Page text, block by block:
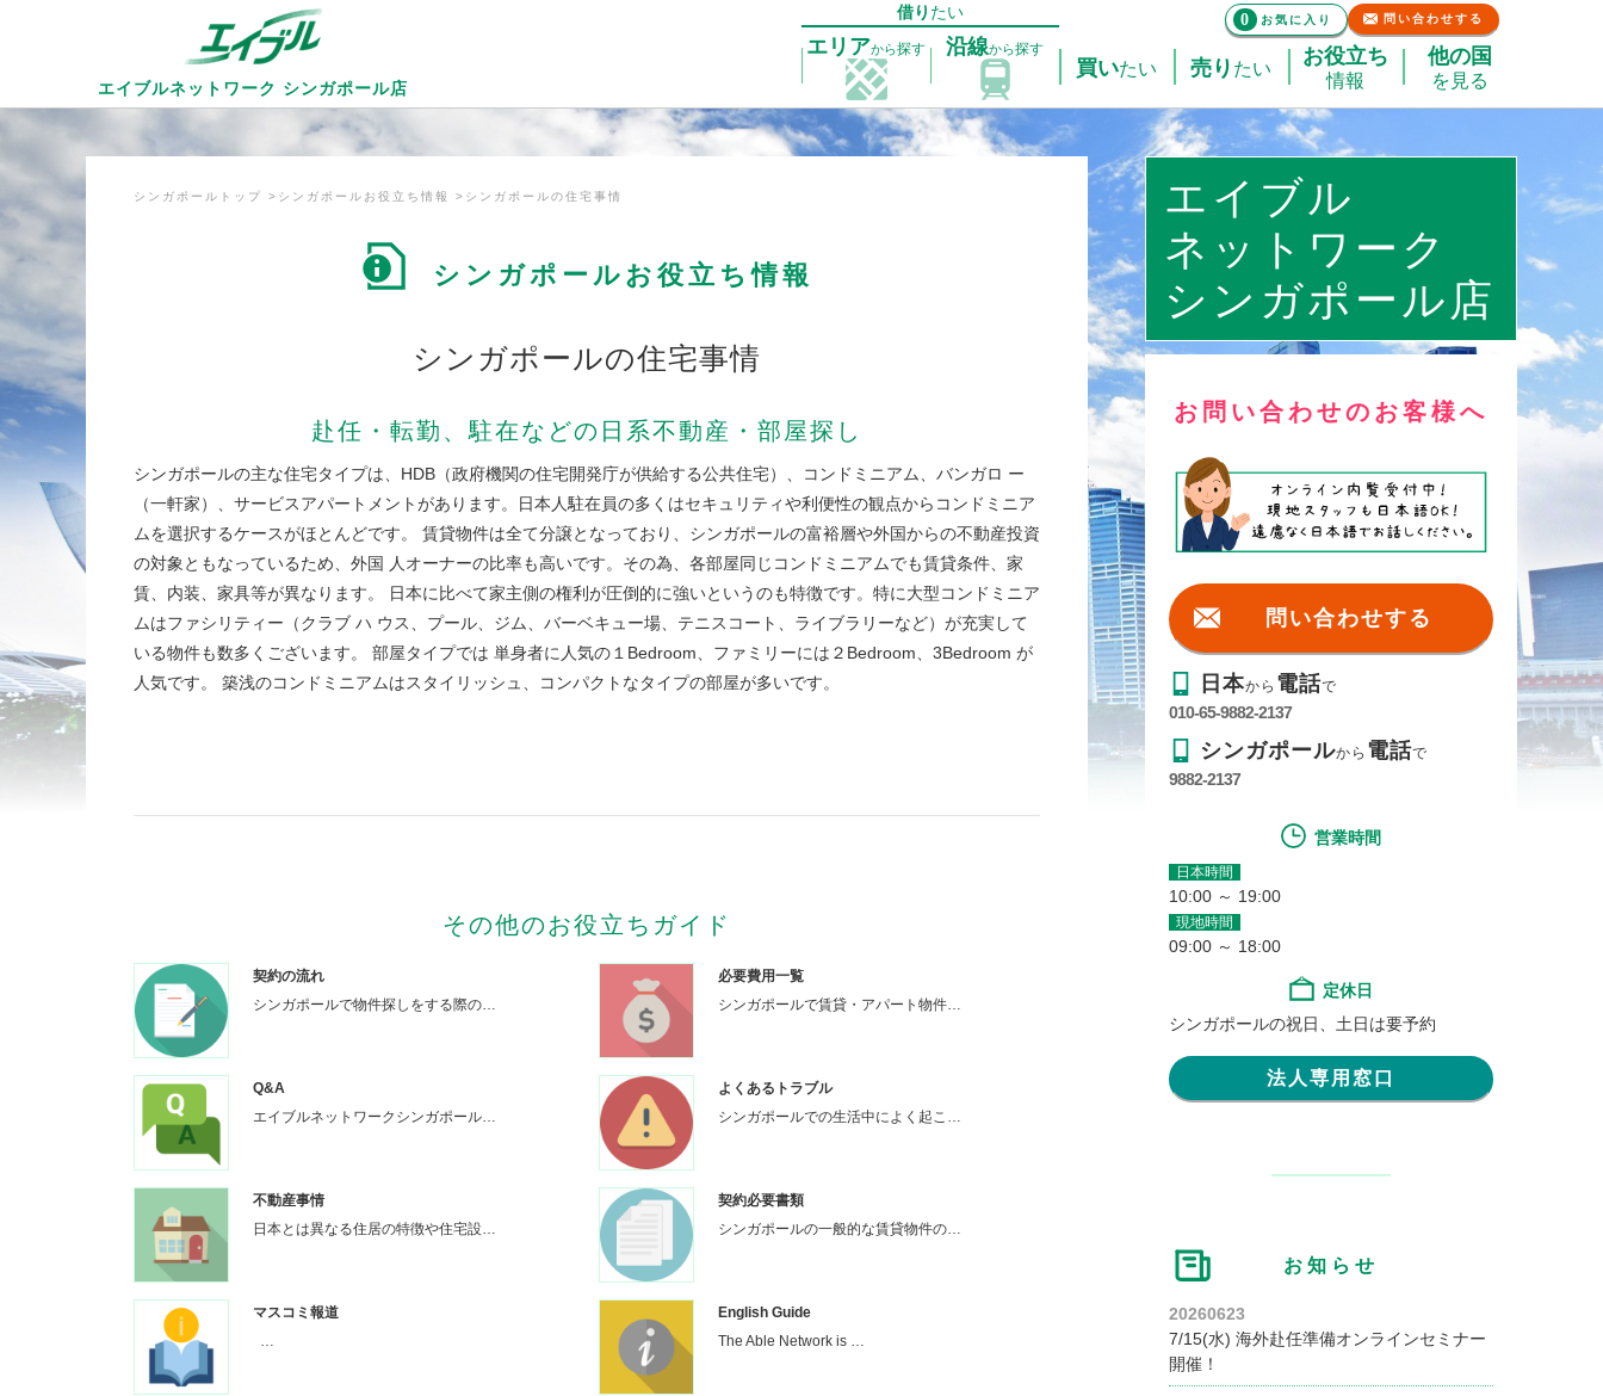
エイブルネットワーク シンガポール店
借り たい
エリアから探す 沿線から探す
買いたい 売り たい お役立ち
情報
他の国
を見る
0 お気に入り 問い合わせする
シンガポールトップ シンガポールお役立ち情報 シンガポールの住宅事情
シンガポールお役立ち情報
シンガポールの住宅事情
赴任・転勤、駐在などの日系不動産・部屋探し
シンガポールの主な住宅タイプは、HDB（政府機関の住宅開発庁が供給する公共住宅）、コンドミニアム、バンガロ ー
（一軒家）、サービスアパートメントがあります。日本人駐在員の多くはセキュリティや利便性の観点からコンドミニア
ムを選択するケースがほとんどです。 賃貸物件は全て分譲となっており、シンガポールの富裕層や外国からの不動産投資
の対象ともなっているため、外国 人オーナーの比率も高いです。その為、各部屋同じコンドミニアムでも賃貸条件、家
賃、内装、家具等が異なります。 日本に比べて家主側の権利が圧倒的に強いというのも特徴です。特に大型コンドミニア
ムはファシリティー（クラブ ハ ウス、プール、ジム、バーベキュー場、テニスコート、ライブラリーなど）が充実して
いる物件も数多くございます。 部屋タイプでは 単身者に人気の１Bedroom、ファミリーには２Bedroom、3Bedroom が
人気です。 築浅のコンドミニアムはスタイリッシュ、コンパクトなタイプの部屋が多いです。
その他のお役立ちガイド
契約の流れ
シンガポールで物件探しをする際の…
必要費用一覧
シンガポールで賃貸・アパート物件…
Q&A
エイブルネットワークシンガポール…
よくあるトラブル
シンガポールでの生活中によく起こ…
不動産事情
日本とは異なる住居の特徴や住宅設…
契約必要書類
シンガポールの一般的な賃貸物件の…
マスコミ報道
…
English Guide
The Able Network is …
エイブル
ネットワーク
シンガポール店
お問い合わせのお客様へ
問い合わせする
日本から 電話で
010-65-9882-2137
シンガポールから 電話で
9882-2137
営業時間
日本時間
10:00 ～ 19:00
現地時間
09:00 ～ 18:00
定休日
シンガポールの祝日、土日は要予約
法人専用窓口
お知らせ
20260623
7/15(水) 海外赴任準備オンラインセミナー
開催！